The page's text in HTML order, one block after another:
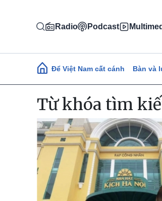
Radio Podcast
Main navigation
Để Việt Nam cất cánh Bàn và
Từ khóa tìm